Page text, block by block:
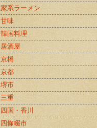
家系ラーメン
甘味
韓国料理
居酒屋
京橋
京都
堺市
三重
四国・香川
四條畷市